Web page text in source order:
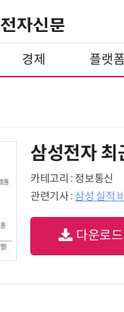
경제 플랫
삼성전자 최
카테고리 : 정보통신
관련기사 : 삼성 실적
다운로드